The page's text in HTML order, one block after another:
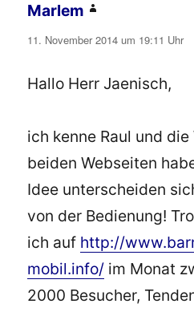
Marlem
11. November 2014 um 19:11 Uhr
Hallo Herr Jaenisch,
ich kenne Raul und
beiden Webseiten
Idee unterscheiden
von der Bedienung!
ich auf http://
mobil.info/ im Monat
2000 Besucher,